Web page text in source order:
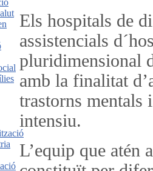
Els hospitals de
assistencials
pluridimensional
amb la finalitat
trastorns mentals
intensiu.
L’equip que atén